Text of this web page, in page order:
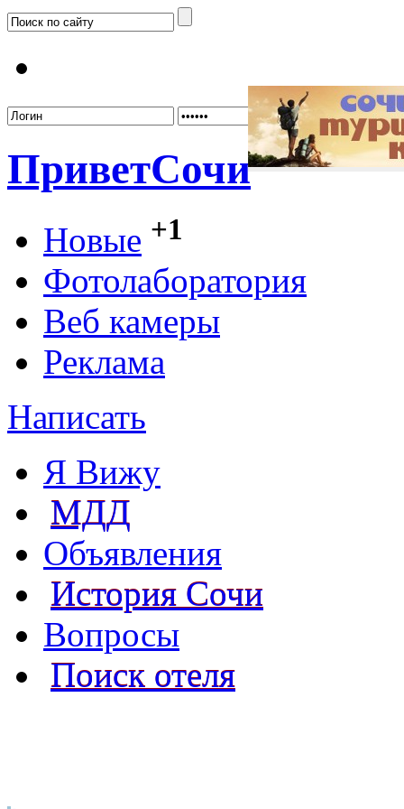
ПриветСочи
Новые +1
Фотолаборатория
Веб камеры
Реклама
Написать
Я Вижу
МДД
Объявления
История Сочи
Вопросы
Поиск отеля